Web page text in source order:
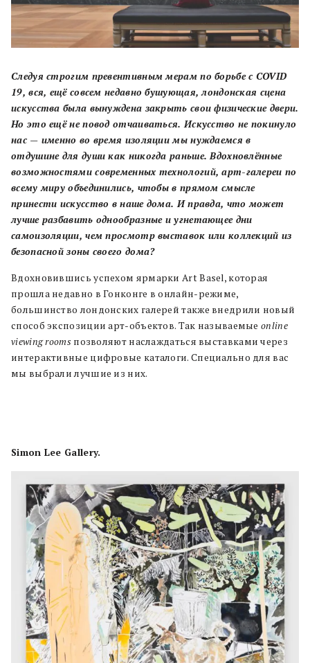
Следуя строгим превентивным мерам по борьбе с COVID
19, вся, ещё совсем недавно бушующая, лондонская сцена
искусства была вынуждена закрыть свои физические двери.
Но это ещё не повод отчаиваться. Искусство не покинуло
нас — именно во время изоляции мы нуждаемся в
отдушине для души как никогда раньше. Вдохновлённые
возможностями современных технологий, арт-галереи по
всему миру объединились, чтобы в прямом смысле
принести искусство в наше дома. И правда, что может
лучше разбавить однообразные и угнетающее дни
самоизоляции, чем просмотр выставок или коллекций из
безопасной зоны своего дома?
Вдохновившись успехом ярмарки Art Basel, которая
прошла недавно в Гонконге в онлайн-режиме,
большинство лондонских галерей также внедрили новый
способ экспозиции арт-объектов. Так называемыеonline
viewing roomsпозволяют наслаждаться выставками через
интерактивные цифровые каталоги. Специально для вас
мы выбрали лучшие из них.
Simon Lee Gallery.